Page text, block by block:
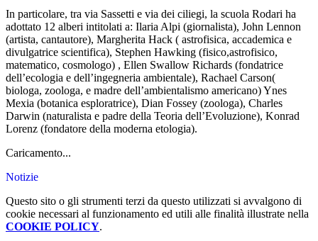
In particolare, tra via Sassetti e via dei ciliegi, la scuola Rodari ha
adottato 12 alberi intitolati a: Ilaria Alpi (giornalista), John Lennon
(artista, cantautore), Margherita Hack ( astrofisica, accademica e
divulgatrice scientifica), Stephen Hawking (fisico,astrofisico,
matematico, cosmologo) , Ellen Swallow Richards (fondatrice
dell’ecologia e dell’ingegneria ambientale), Rachael Carson(
biologa, zoologa, e madre dell’ambientalismo americano) Ynes
Mexia (botanica esploratrice), Dian Fossey (zoologa), Charles
Darwin (naturalista e padre della Teoria dell’Evoluzione), Konrad
Lorenz (fondatore della moderna etologia).
Caricamento...
Notizie
Questo sito o gli strumenti terzi da questo utilizzati si avvalgono di
cookie necessari al funzionamento ed utili alle finalità illustrate nella
COOKIE POLICY.